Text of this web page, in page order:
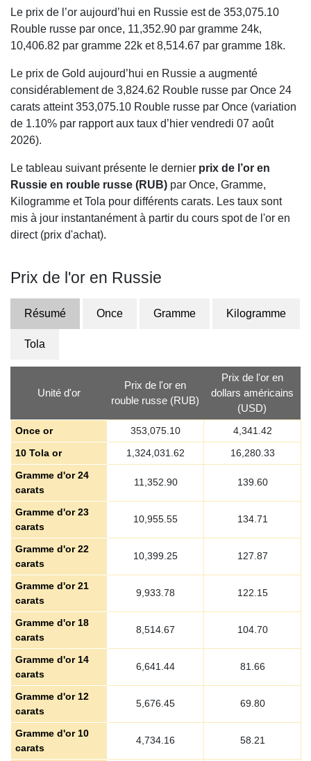
Le prix de l’or aujourd’hui en Russie est de 353,075.10
Rouble russe par once, 11,352.90 par gramme 24k,
10,406.82 par gramme 22k et8,514.67 par gramme 18k.
Le prix de Gold aujourd’hui en Russie a augmenté
considérablement de 3,824.62 Rouble russe par Once 24
carats atteint 353,075.10 Rouble russe par Once (variation
de 1.10% par rapport aux taux d’hier vendredi 07 août
2026).
Le tableau suivant présente le dernier prix de l’or en
Russie en rouble russe (RUB) par Once, Gramme,
Kilogramme et Tola pour différents carats. Les taux sont
mis à jour instantanément à partir du cours spot de l'or en
direct (prix d'achat).
Prix de l'or en Russie
Résumé Once Gramme Kilogramme
Tola
Unité d'or
Prix de l'or en
rouble russe (RUB)
Prix de l'or en
dollars américains
(USD)
Once or 353,075.10
4,341.42
10 Tola or
1,324,031.62
16,280.33
Gramme d'or 24
carats
11,352.90 139.60
Gramme d'or 23
carats
10,955.55 134.71
Gramme d'or 22
carats
10,399.25 127.87
Gramme d'or 21
carats
9,933.78 122.15
Gramme d'or 18
carats
8,514.67 104.70
Gramme d'or 14
carats
6,641.44 81.66
Gramme d'or 12
carats
5,676.45 69.80
Gramme d'or 10
carats
4,734.16 58.21